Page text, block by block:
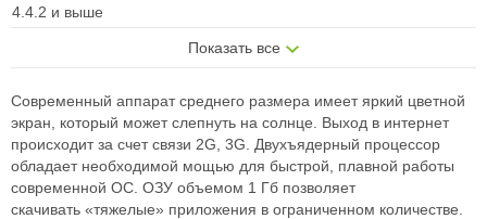
4.4.2 и выше
Показать все
Современный аппарат среднего размера имеет яркий цветной
экран, который может слепнуть на солнце. Выход в интернет
происходит за счет связи 2G, 3G. Двухъядерный процессор
обладает необходимой мощью для быстрой, плавной работы
современной ОС. ОЗУ объемом 1 Гб позволяет
скачивать «тяжелые» приложения в ограниченном количестве.